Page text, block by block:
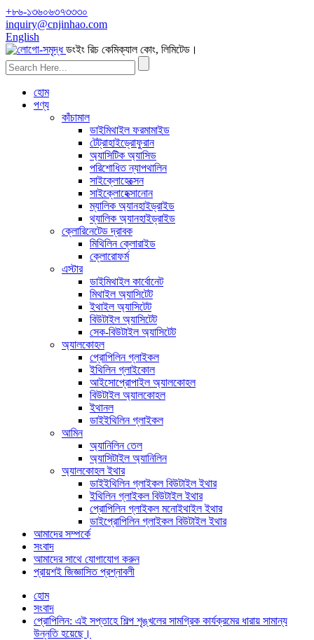
+৮৬-১৩৬০৬৩৭৩৩৩০
inquiry@cnjinhao.com
English
ডংইং রিচ কেমিক্যাল কোং, লিমিটেড।
হোম
পণ্য
কাঁচামাল
ডাইমিথাইল ফরমামাইড
টেট্রাহাইড্রোফুরান
অ্যাসিটিক অ্যাসিড
পরিশোধিত ন্যাপথালিন
সাইক্লোহেক্সেন
সাইক্লোহেক্সানোন
ম্যালিক অ্যানহাইড্রাইড
থ্যালিক অ্যানহাইড্রাইড
ক্লোরিনেটেড দ্রাবক
মিথিলিন ক্লোরাইড
ক্লোরোফর্ম
এস্টার
ডাইমিথাইল কার্বোনেট
মিথাইল অ্যাসিটেট
ইথাইল অ্যাসিটেট
বিউটাইল অ্যাসিটেট
সেক-বিউটাইল অ্যাসিটেট
অ্যালকোহল
প্রোপিলিন গ্লাইকল
ইথিলিন গ্লাইকোল
আইসোপ্রোপাইল অ্যালকোহল
বিউটাইল অ্যালকোহল
ইথানল
ডাইইথিলিন গ্লাইকল
আমিন
অ্যানিলিন তেল
অ্যাসিটাইল অ্যানিলিন
অ্যালকোহল ইথার
ডাইইথিলিন গ্লাইকল বিউটাইল ইথার
ইথিলিন গ্লাইকল বিউটাইল ইথার
প্রোপিলিন গ্লাইকল মনোইথাইল ইথার
ডাইপ্রোপিলিন গ্লাইকল বিউটাইল ইথার
আমাদের সম্পর্কে
সংবাদ
আমাদের সাথে যোগাযোগ করুন
প্রায়শই জিজ্ঞাসিত প্রশ্নাবলী
হোম
সংবাদ
প্রোপিলিন: এই সপ্তাহে শিল্প শৃঙ্খলের সামগ্রিক কার্যক্রমের ধারায় সামান্য
উন্নতি হয়েছে।